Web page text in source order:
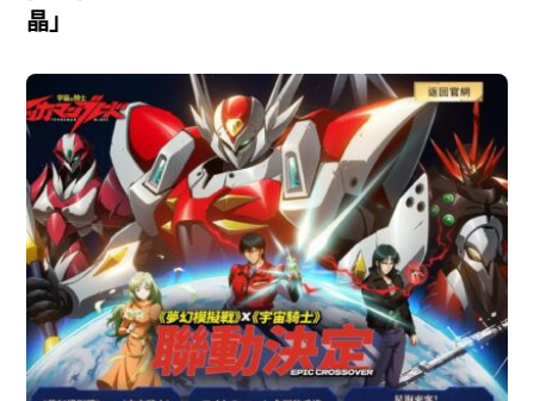
晶」